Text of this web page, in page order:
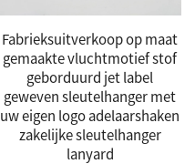
Fabrieksuitverkoop op maat
gemaakte vluchtmotief stof
geborduurd jet label
geweven sleutelhanger met
uw eigen logo adelaarshaken
zakelijke sleutelhanger
lanyard